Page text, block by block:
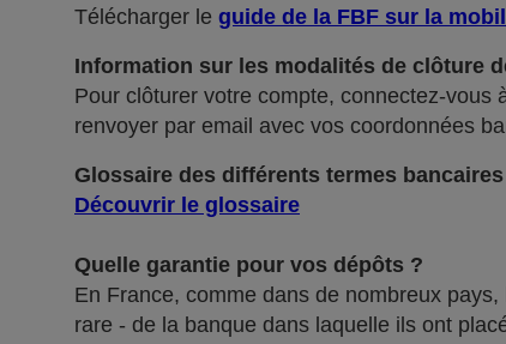
Télécharger le guide de la FBF sur la
Information sur les modalités de clôture
Pour clôturer votre compte, connectez-vous
renvoyer par email avec vos coordonnées
Glossaire des différents termes bancaires
Découvrir le glossaire
Quelle garantie pour vos dépôts ?
En France, comme dans de nombreux
rare - de la banque dans laquelle ils ont